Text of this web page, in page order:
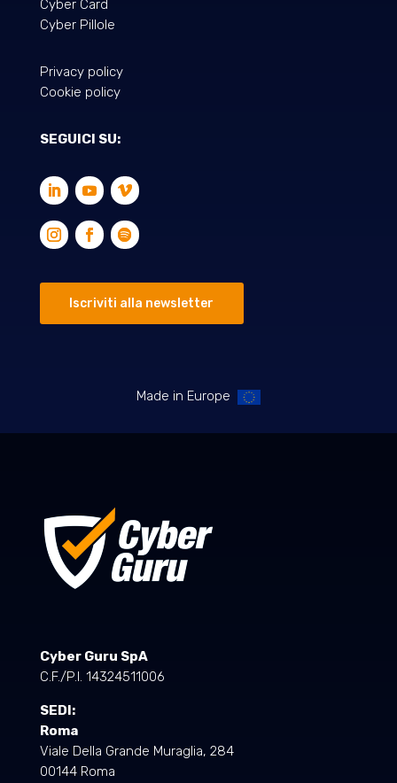
Cyber Card
Cyber Pillole
Privacy policy
Cookie policy
SEGUICI SU:
Iscriviti alla newsletter
Made in Europe
Cyber Guru SpA
C.F./P.I. 14324511006
SEDI:
Roma
Viale Della Grande Muraglia, 284
00144 Roma